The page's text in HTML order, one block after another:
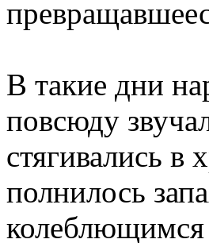
В такие дни
повсюду
стягивались в
полнилось
колеблющимся